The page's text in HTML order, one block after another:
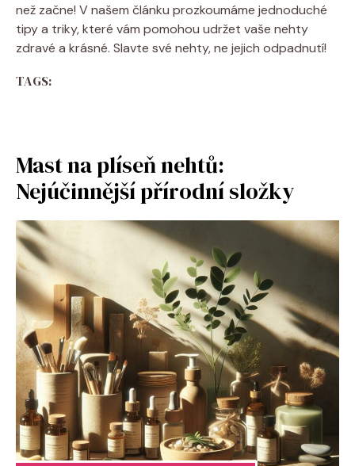
než začne! V našem článku prozkoumáme jednoduché
tipy a triky, které vám pomohou udržet vaše nehty
zdravé a krásné. Slavte své nehty, ne jejich odpadnutí!
TAGS:
Mast na plíseň nehtů:
Nejúčinnější přírodní složky